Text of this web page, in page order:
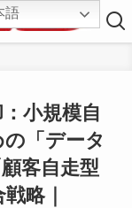
小規模自
「データ
客自走型
略｜
語